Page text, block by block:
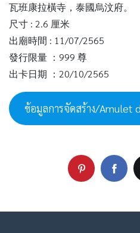
瓦班康拉橫寺，泰國烏汶府。
尺寸 : 2.6 厘米
出廟時間 : 11/07/2565
發行限量 ：999 尊
出卡日期 ：20/10/2565
ข้อมูลการจัดสร้าง/